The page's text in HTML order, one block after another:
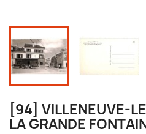
[94] VILLENEUVE-
LA GRANDE